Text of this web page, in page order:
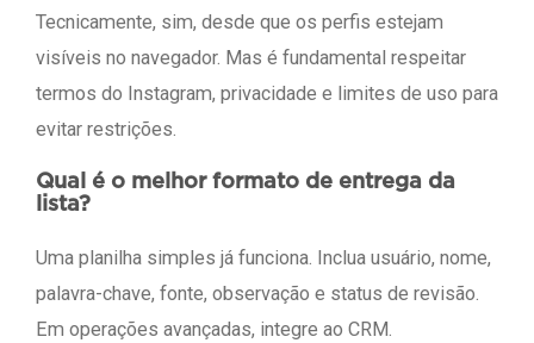
Tecnicamente, sim, desde que os perfis estejam
visíveis no navegador. Mas é fundamental respeitar
termos do Instagram, privacidade e limites de uso para
evitar restrições.
Qual é o melhor formato de entrega da
lista?
Uma planilha simples já funciona. Inclua usuário, nome,
palavra-chave, fonte, observação e status de revisão.
Em operações avançadas, integre ao CRM.